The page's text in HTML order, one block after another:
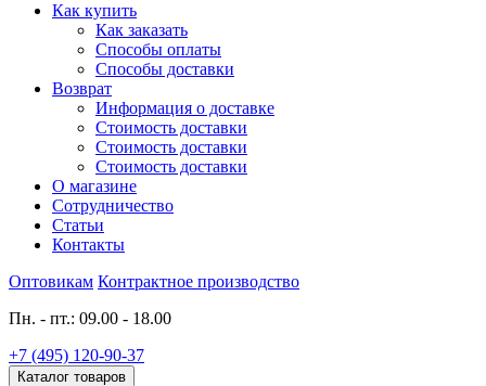
Как купить
Как заказать
Способы оплаты
Способы доставки
Возврат
Информация о доставке
Стоимость доставки
Стоимость доставки
Стоимость доставки
О магазине
Сотрудничество
Статьи
Контакты
Оптовикам Контрактное производство
Пн. - пт.: 09.00 - 18.00
+7 (495) 120-90-37
Каталог товаров